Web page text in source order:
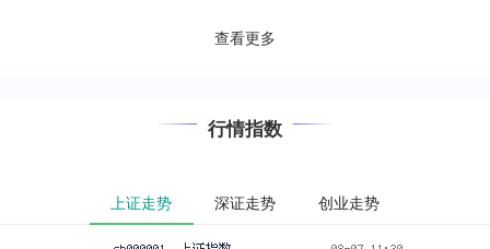
查看更多
行情指数
上证走势 深证走势 创业走势